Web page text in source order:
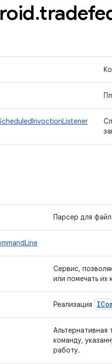
.
Парсер для
Сервис,
или помечать их
Реализация
Альтернативная
команду,
работу.